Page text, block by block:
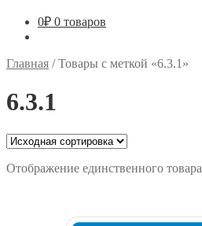
0₽ 0 товаров
Главная /Товары с меткой «6.3.1»
6.3.1
Отображение единственного товара